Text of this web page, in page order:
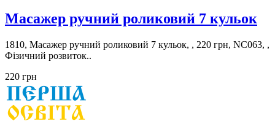
Масажер ручний роликовий 7 кульок
1810, Масажер ручний роликовий 7 кульок, , 220 грн, NC063, ,
Фізичний розвиток..
220 грн